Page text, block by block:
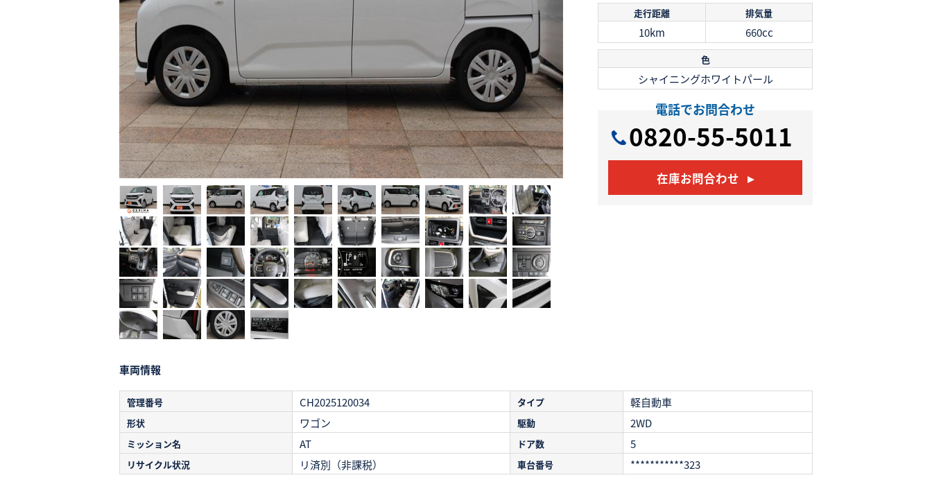
走行距離 排気量
10km 660cc
色
シャイニングホワイトパール
電話でお問合わせ
0820-55-5011
在庫お問合わせ
車両情報
管理番号 CH2025120034 タイプ 軽自動車
形状 ワゴン 駆動 2WD
ミッション名 AT ドア数 5
リサイクル状況 リ済別（非課税） 車台番号 ***********323